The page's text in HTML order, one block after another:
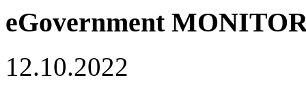
eGovernment
12.10.2022